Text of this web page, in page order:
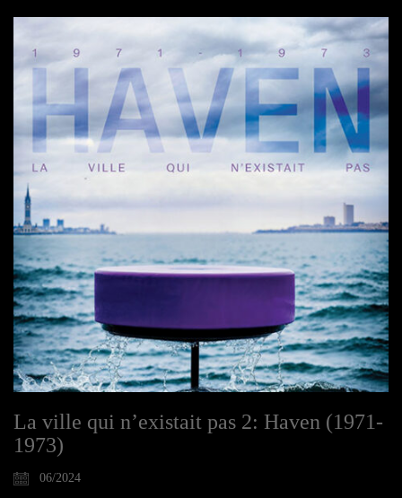
La ville qui n’existait pas 2: Haven (1971-
1973)
06/2024